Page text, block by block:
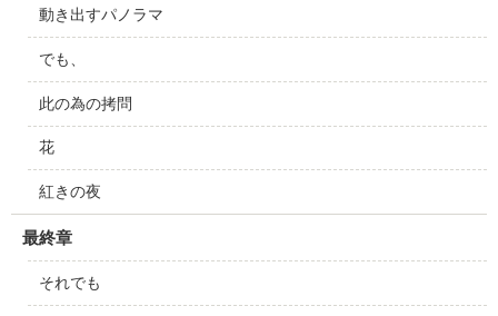
動き出すパノラマ
でも、
此の為の拷問
花
紅きの夜
最終章
それでも